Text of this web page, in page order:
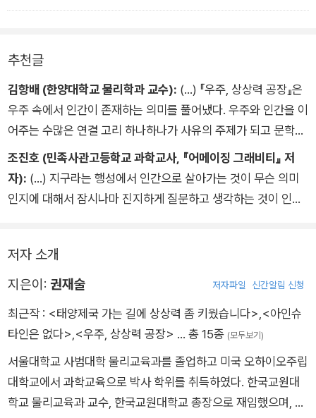
생명과 문명으로 확장했습니다. 우리 자신을 포함한 모든 존재는
지구의 문명을 말하면서 한순간도 저 광활한 우주를 잊지 않았습
기했습니다.
생명과 정신 그리고 문명에 대해서 현대 과학은 알고 있는 것보다
모르고 있는 것이 더 많습니다. 그 모르는 부분은 상상의 날개를
펼칠 수밖에 없었습니다. 답은 존재하지 않을지도 모릅니다. 하지
만 답 대신 놀라움이 존재합니다. 그래서 이 책은 답이 아니라 질
문을 던지고 있습니다. 생명의 본질에 대해서, 정신에 대해서, 문
추천글
김항배 (한양대학교 물리학과 교수): (…) 『우주, 상상력 공장』은
우주 속에서 인간이 존재하는 의미를 풀어냈다. 우주와 인간을 이
어주는 수많은 연결 고리 하나하나가 사유의 주제가 되고 문학의
주제가 된다. 이 책은 태초와 태종 사이에 생명과 마음과 문명을
담아 인간과 우주, 그 시작과 끝을 연결하는 주요 주제들을 권재
술 교수님의 고유한 선택과 글쓰기 스타일로 풀어낸 에세이다.
지식과 사유에 기반해서 스스로 의미를 만들어 가는 공간이 생긴
는 의미를 찾아가는 길을 보여주는 책이다.
조진호 (민족사관고등학교 과학교사, 『어메이징 그래비티』 저
자): (…) 지구라는 행성에서 인간으로 살아가는 것이 무슨 의미
인지에 대해서 잠시나마 진지하게 질문하고 생각하는 것이 인간
디로 가고 있는지…… 이런 질문 말이다. 결코 한가한 질문들이 아
니다. 가장 본질적이고 기본적인 질문이다. 이를 다루는 책들은
가의 『우주, 상상력 공장』을 제안한다. 이 책을 통해 가장 긴 시간
동안 펼쳐지는 가장 거대한 이야기를 마주할 것이다. 이 책을 덮
는 순간 당신은 40억 년 전에 지구에서 우연히 출현한 생명체로
부터 진화한 똑똑한 머리를 가진 생명체의 체면치레를 하는 것이
다.
저자 소개
지은이: 권재술 저자파일 신간알림 신청
최근작 : <태양제국 가는 길에 상상력 좀 키웠습니다>,<아인슈
타인은 없다>,<우주, 상상력 공장> … 총 15종 (모두보기)
서울대학교 사범대학 물리교육과를 졸업하고 미국 오하이오주립
대학교에서 과학교육으로 박사 학위를 취득하였다. 한국교원대
학교 물리교육과 교수, 한국교원대학교 총장으로 재임했으며, 한